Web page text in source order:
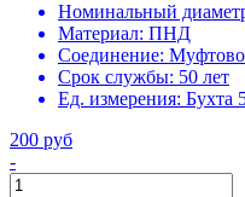
Номинальный
Материал: ПНД
Соединение:
Срок службы: 50 лет
Ед. измерения: Бухта
200 руб
-